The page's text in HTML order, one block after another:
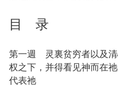
目 录
第一週 灵裏贫穷者以及清
权之下，并得看见神而在
代表祂